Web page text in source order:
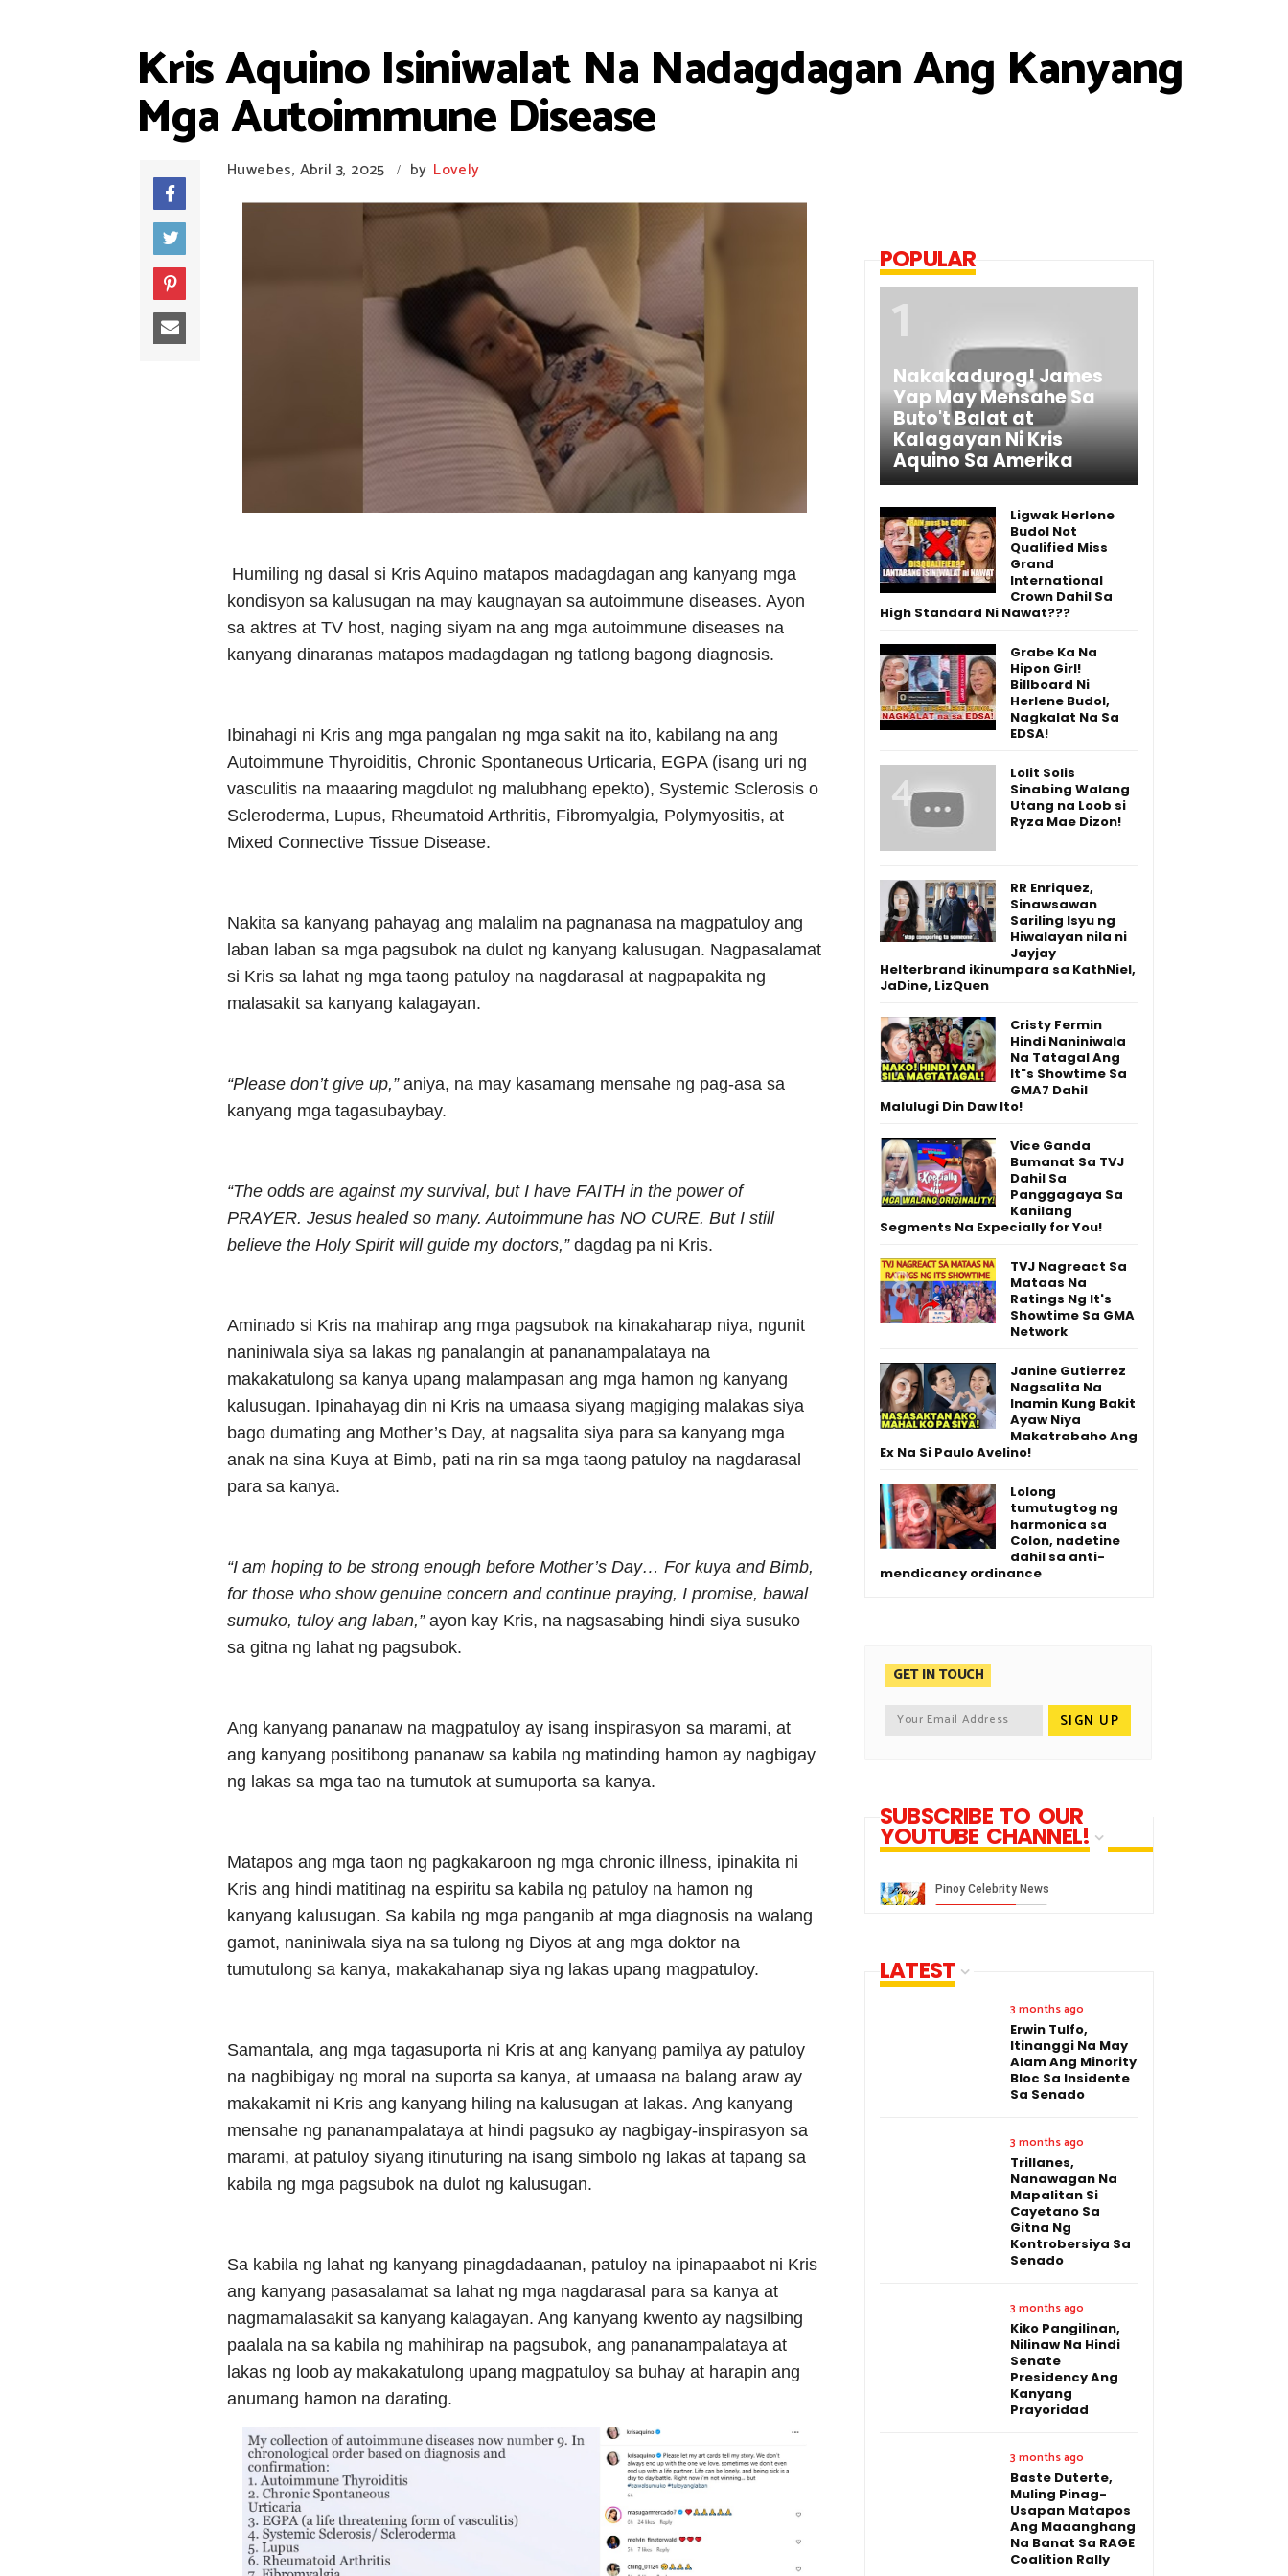
Kris Aquino Isiniwalat Na Nadagdagan Ang Kanyang
Mga Autoimmune Disease
Huwebes, Abril 3, 2025 / by Lovely
Humiling ng dasal si Kris Aquino matapos madagdagan ang kanyang mga
kondisyon sa kalusugan na may kaugnayan sa autoimmune diseases. Ayon
sa aktres at TV host, naging siyam na ang mga autoimmune diseases na
kanyang dinaranas matapos madagdagan ng tatlong bagong diagnosis.
Ibinahagi ni Kris ang mga pangalan ng mga sakit na ito, kabilang na ang
Autoimmune Thyroiditis, Chronic Spontaneous Urticaria, EGPA (isang uri ng
vasculitis na maaaring magdulot ng malubhang epekto), Systemic Sclerosis o
Scleroderma, Lupus, Rheumatoid Arthritis, Fibromyalgia, Polymyositis, at
Mixed Connective Tissue Disease.
Nakita sa kanyang pahayag ang malalim na pagnanasa na magpatuloy ang
laban laban sa mga pagsubok na dulot ng kanyang kalusugan. Nagpasalamat
si Kris sa lahat ng mga taong patuloy na nagdarasal at nagpapakita ng
malasakit sa kanyang kalagayan.
“Please don’t give up,”aniya, na may kasamang mensahe ng pag-asa sa
kanyang mga tagasubaybay.
“The odds are against my survival, but I have FAITH in the power of
PRAYER. Jesus healed so many. Autoimmune has NO CURE. But I still
believe the Holy Spirit will guide my doctors,”dagdag pa ni Kris.
Aminado si Kris na mahirap ang mga pagsubok na kinakaharap niya, ngunit
naniniwala siya sa lakas ng panalangin at pananampalataya na
makakatulong sa kanya upang malampasan ang mga hamon ng kanyang
kalusugan. Ipinahayag din ni Kris na umaasa siyang magiging malakas siya
bago dumating ang Mother’s Day, at nagsalita siya para sa kanyang mga
anak na sina Kuya at Bimb, pati na rin sa mga taong patuloy na nagdarasal
para sa kanya.
“I am hoping to be strong enough before Mother’s Day… For kuya and Bimb,
for those who show genuine concern and continue praying, I promise, bawal
sumuko, tuloy ang laban,”ayon kay Kris, na nagsasabing hindi siya susuko
sa gitna ng lahat ng pagsubok.
Ang kanyang pananaw na magpatuloy ay isang inspirasyon sa marami, at
ang kanyang positibong pananaw sa kabila ng matinding hamon ay nagbigay
ng lakas sa mga tao na tumutok at sumuporta sa kanya.
Matapos ang mga taon ng pagkakaroon ng mga chronic illness, ipinakita ni
Kris ang hindi matitinag na espiritu sa kabila ng patuloy na hamon ng
kanyang kalusugan. Sa kabila ng mga panganib at mga diagnosis na walang
gamot, naniniwala siya na sa tulong ng Diyos at ang mga doktor na
tumutulong sa kanya, makakahanap siya ng lakas upang magpatuloy.
Samantala, ang mga tagasuporta ni Kris at ang kanyang pamilya ay patuloy
na nagbibigay ng moral na suporta sa kanya, at umaasa na balang araw ay
makakamit ni Kris ang kanyang hiling na kalusugan at lakas. Ang kanyang
mensahe ng pananampalataya at hindi pagsuko ay nagbigay-inspirasyon sa
marami, at patuloy siyang itinuturing na isang simbolo ng lakas at tapang sa
kabila ng mga pagsubok na dulot ng kalusugan.
Sa kabila ng lahat ng kanyang pinagdadaanan, patuloy na ipinapaabot ni Kris
ang kanyang pasasalamat sa lahat ng mga nagdarasal para sa kanya at
nagmamalasakit sa kanyang kalagayan. Ang kanyang kwento ay nagsilbing
paalala na sa kabila ng mahihirap na pagsubok, ang pananampalataya at
lakas ng loob ay makakatulong upang magpatuloy sa buhay at harapin ang
anumang hamon na darating.
POPULAR
Nakakadurog! James
Yap May Mensahe Sa
Buto't Balat at
Kalagayan Ni Kris
Aquino Sa Amerika
Ligwak Herlene
Budol Not
Qualified Miss
Grand
International
Crown Dahil Sa
High Standard Ni Nawat???
Grabe Ka Na
Hipon Girl!
Billboard Ni
Herlene Budol,
Nagkalat Na Sa
EDSA!
Lolit Solis
Sinabing Walang
Utang na Loob si
Ryza Mae Dizon!
RR Enriquez,
Sinawsawan
Sariling Isyu ng
Hiwalayan nila ni
Jayjay
Helterbrand ikinumpara sa KathNiel,
JaDine, LizQuen
Cristy Fermin
Hindi Naniniwala
Na Tatagal Ang
It"s Showtime Sa
GMA7 Dahil
Malulugi Din Daw Ito!
Vice Ganda
Bumanat Sa TVJ
Dahil Sa
Panggagaya Sa
Kanilang
Segments Na Expecially for You!
TVJ Nagreact Sa
Mataas Na
Ratings Ng It's
Showtime Sa GMA
Network
Janine Gutierrez
Nagsalita Na
Inamin Kung Bakit
Ayaw Niya
Makatrabaho Ang
Ex Na Si Paulo Avelino!
Lolong
tumutugtog ng
harmonica sa
Colon, nadetine
dahil sa anti-
mendicancy ordinance
GET IN TOUCH
SUBSCRIBE TO OUR
YOUTUBE CHANNEL!
LATEST
3 months ago
Erwin Tulfo,
Itinanggi Na May
Alam Ang Minority
Bloc Sa Insidente
Sa Senado
3 months ago
Trillanes,
Nanawagan Na
Mapalitan Si
Cayetano Sa
Gitna Ng
Kontrobersiya Sa
Senado
3 months ago
Kiko Pangilinan,
Nilinaw Na Hindi
Senate
Presidency Ang
Kanyang
Prayoridad
3 months ago
Baste Duterte,
Muling Pinag-
Usapan Matapos
Ang Maaanghang
Na Banat Sa RAGE
Coalition Rally